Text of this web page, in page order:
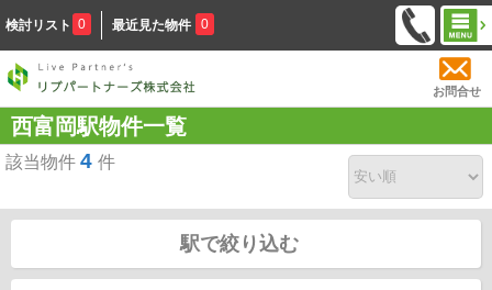
検討リスト 0 最近見た物件 0
お問合せ
西富岡駅物件一覧
該当物件 4 件
駅で絞り込む